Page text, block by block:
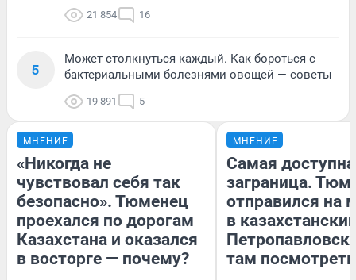
21 854 16
5
Может столкнуться каждый. Как бороться с
бактериальными болезнями овощей — советы
19 891 5
МНЕНИЕ
«Никогда не
чувствовал себя так
безопасно». Тюменец
проехался по дорогам
Казахстана и оказался
в восторге — почему?
МНЕНИЕ
Самая
заграница.
отправился на
в
там посмотреть